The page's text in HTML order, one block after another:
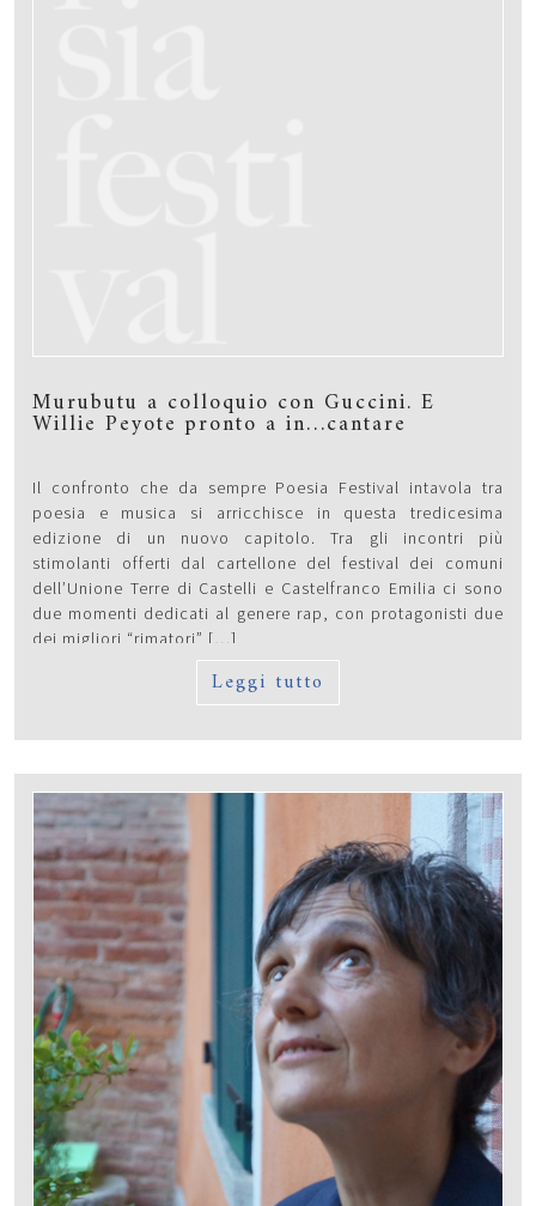
Murubutu a colloquio con Guccini. E
Willie Peyote pronto a in…cantare
Il confronto che da sempre Poesia Festival intavola tra
poesia e musica si arricchisce in questa tredicesima
edizione di un nuovo capitolo. Tra gli incontri più
stimolanti offerti dal cartellone del festival dei comuni
dell’Unione Terre di Castelli e Castelfranco Emilia ci sono
due momenti dedicati al genere rap, con protagonisti due
dei migliori “rimatori” […]
Leggi tutto